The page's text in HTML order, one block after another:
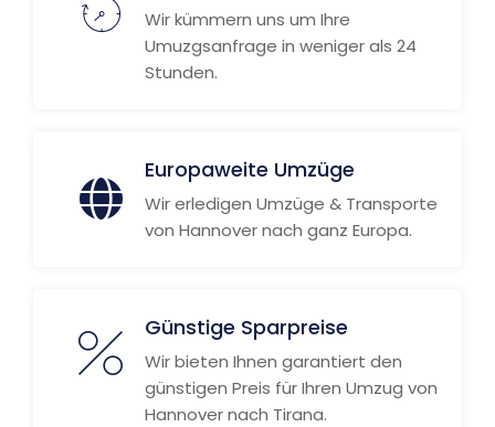
Wir kümmern uns um Ihre
Umuzgsanfrage in weniger als 24
Stunden.
Europaweite Umzüge
Wir erledigen Umzüge & Transporte
von Hannover nach ganz Europa.
Günstige Sparpreise
Wir bieten Ihnen garantiert den
günstigen Preis für Ihren Umzug von
Hannover nach Tirana.